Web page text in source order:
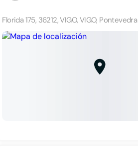
Florida 175, 36212, VIGO, VIGO, Pontevedra